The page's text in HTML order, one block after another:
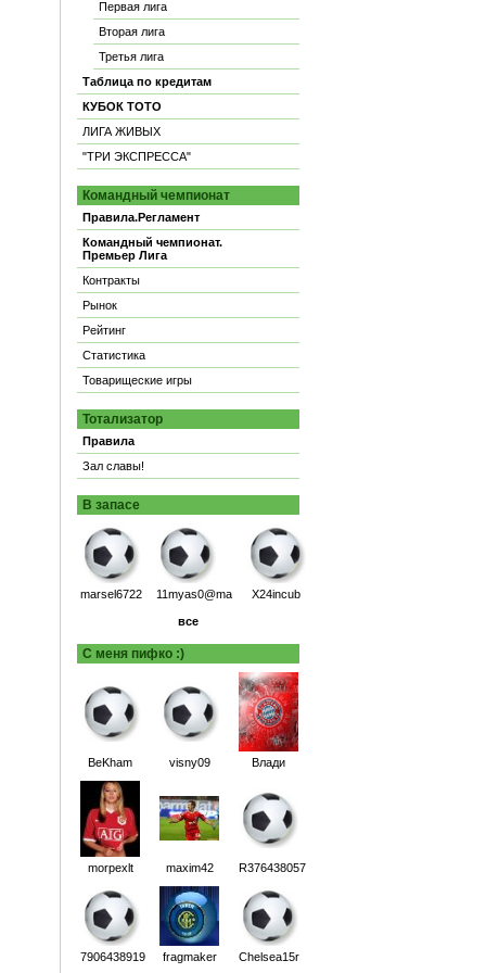
Первая лига
Вторая лига
Третья лига
Таблица по кредитам
КУБОК ТОТО
ЛИГА ЖИВЫХ
"ТРИ ЭКСПРЕССА"
Командный чемпионат
Правила.Регламент
Командный чемпионат.
Премьер Лига
Контракты
Рынок
Рейтинг
Статистика
Товарищеские игры
Тотализатор
Правила
Зал славы!
В запасе
marsel6722 11myas0@ma X24incub
все
С меня пифко :)
BeKham visny09 Влади
morpexlt maxim42 R376438057
7906438919 fragmaker Chelsea15r